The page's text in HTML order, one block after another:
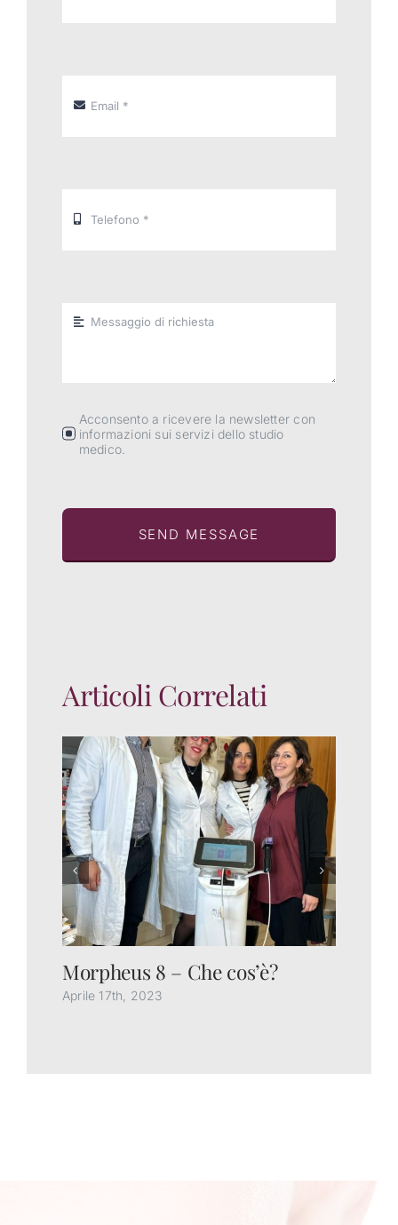
Acconsento a ricevere la newsletter con
informazioni sui servizi dello studio
medico.
SEND MESSAGE
Articoli Correlati
Morpheus 8 – Che cos’è?
Aprile 17th, 2023